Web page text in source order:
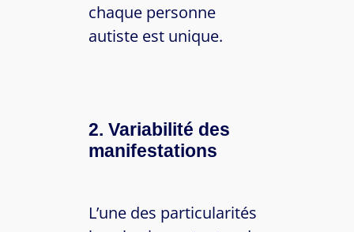
chaque personne
autiste est unique.
2. Variabilité des
manifestations
L’une des particularités